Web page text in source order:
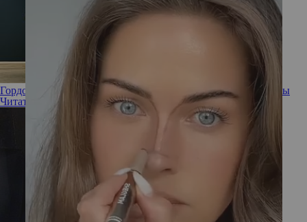
Гордость и убеждения: 10 правил уверенной в себе женщины
Читать полностью